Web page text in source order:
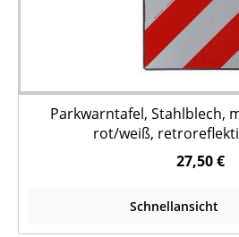
Parkwarntafel, Stahlblech,
rot/weiß,
27,50 €
Schnellansicht